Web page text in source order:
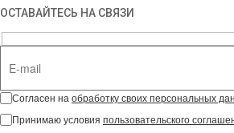
ОСТАВАЙТЕСЬ НА СВЯЗИ
Согласен на обработку своих персональных
Принимаю условия пользовательского